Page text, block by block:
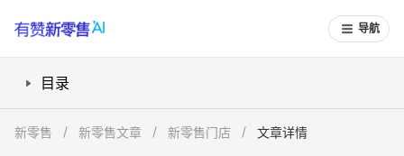
导航
目录
新零售 新零售文章 新零售门店 文章详情